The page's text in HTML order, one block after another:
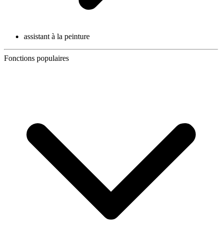
assistant à la peinture
Fonctions populaires